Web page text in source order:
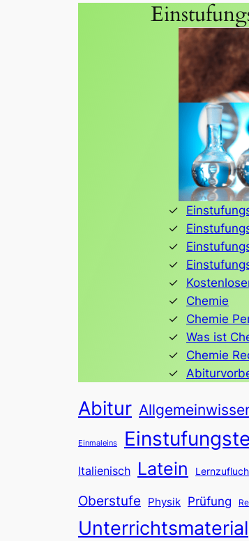
Chemie
Chemie
Was ist
Chemie
Abitur
Einmaleins
Italienisch Latein
Oberstufe Physik Prüfung
Unterrichtsmaterial